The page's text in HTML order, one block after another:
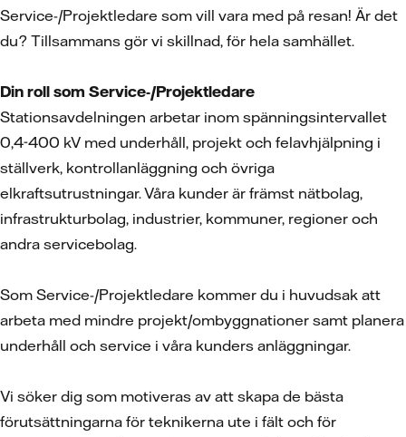
Service-/Projektledare som vill vara med på resan! Är det
du? Tillsammans gör vi skillnad, för hela samhället.
Din roll som Service-/Projektledare
Stationsavdelningen arbetar inom spänningsintervallet
0,4-400 kV med underhåll, projekt och felavhjälpning i
ställverk, kontrollanläggning och övriga
elkraftsutrustningar. Våra kunder är främst nätbolag,
infrastrukturbolag, industrier, kommuner, regioner och
andra servicebolag.
Som Service-/Projektledare kommer du i huvudsak att
arbeta med mindre projekt/ombyggnationer samt planera
underhåll och service i våra kunders anläggningar.
Vi söker dig som motiveras av att skapa de bästa
förutsättningarna för teknikerna ute i fält och för